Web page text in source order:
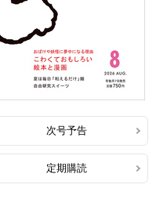
次号予告
定期購読